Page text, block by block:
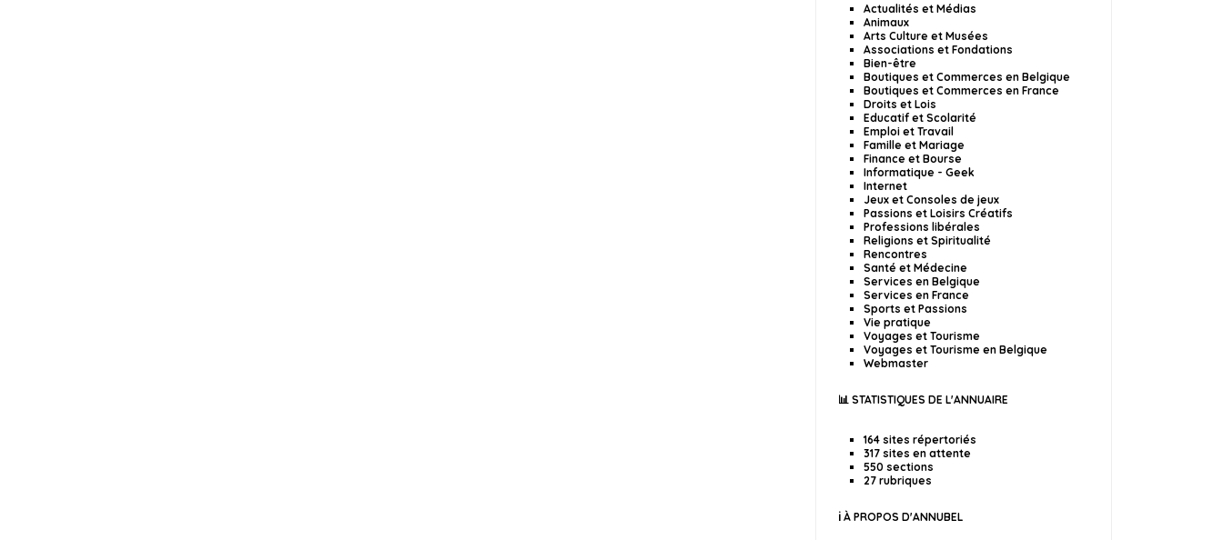
Actualités et Médias
Animaux
Arts Culture et Musées
Associations et Fondations
Bien-être
Boutiques et Commerces en Belgique
Boutiques et Commerces en France
Droits et Lois
Educatif et Scolarité
Emploi et Travail
Famille et Mariage
Finance et Bourse
Informatique - Geek
Internet
Jeux et Consoles de jeux
Passions et Loisirs Créatifs
Professions libérales
Religions et Spiritualité
Rencontres
Santé et Médecine
Services en Belgique
Services en France
Sports et Passions
Vie pratique
Voyages et Tourisme
Voyages et Tourisme en Belgique
Webmaster
📊 STATISTIQUES DE L'ANNUAIRE
164 sites répertoriés
317 sites en attente
550 sections
27 rubriques
ℹ️ À PROPOS D'ANNUBEL